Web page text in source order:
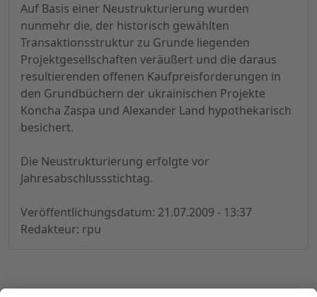
Auf Basis einer Neustrukturierung wurden
nunmehr die, der historisch gewählten
Transaktionsstruktur zu Grunde liegenden
Projektgesellschaften veräußert und die daraus
resultierenden offenen Kaufpreisforderungen in
den Grundbüchern der ukrainischen Projekte
Koncha Zaspa und Alexander Land hypothekarisch
besichert.
Die Neustrukturierung erfolgte vor
Jahresabschlussstichtag.
Veröffentlichungsdatum: 21.07.2009 - 13:37
Redakteur: rpu